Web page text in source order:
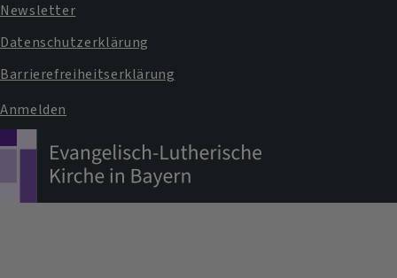
Newsletter
Datenschutzerklärung
Barrierefreiheitserklärung
Benutzermenü
Anmelden